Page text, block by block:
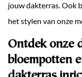
Over ons
Contact
EN
jouw dakterras. Ook
het stylen van onze
Ontdek onze
bloempotten